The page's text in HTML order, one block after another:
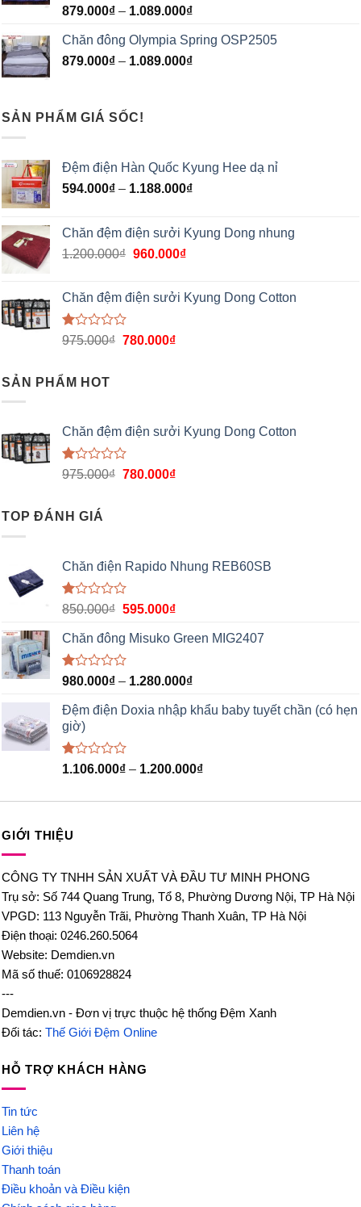
Được
hạng
1.00
5
879.000₫ – 1.089.000₫
Chăn đông Olympia Spring OSP2505
879.000₫ – 1.089.000₫
SẢN PHẨM GIÁ SỐC!
Đệm điện Hàn Quốc Kyung Hee dạ nỉ
594.000₫ – 1.188.000₫
Chăn đệm điện sưởi Kyung Dong nhung
1.200.000₫ 960.000₫
Chăn đệm điện sưởi Kyung Dong Cotton
Được
1.00
5
975.000₫ 780.000₫
SẢN PHẨM HOT
Chăn đệm điện sưởi Kyung Dong Cotton
Được
1.00
5
975.000₫ 780.000₫
TOP ĐÁNH GIÁ
Chăn điện Rapido Nhung REB60SB
Được
hạng
1.00
5
850.000₫ 595.000₫
Chăn đông Misuko Green MIG2407
Được
hạng
1.00
5
sao
980.000₫ – 1.280.000₫
Đệm điện Doxia nhập khẩu baby tuyết chần (có hẹn
giờ)
Được
1.00
sao
1.106.000₫ – 1.200.000₫
GIỚI THIỆU
CÔNG TY TNHH SẢN XUẤT VÀ ĐẦU TƯ MINH PHONG
Trụ sở: Số 744 Quang Trung, Tổ 8, Phường Dương Nội, TP Hà Nội
VPGD: 113 Nguyễn Trãi, Phường Thanh Xuân, TP Hà Nội
Điện thoại: 0246.260.5064
Website: Demdien.vn
Mã số thuế: 0106928824
---
Demdien.vn - Đơn vị trực thuộc hệ thống Đệm Xanh
Đối tác: Thế Giới Đệm Online
HỖ TRỢ KHÁCH HÀNG
Tin tức
Liên hệ
Giới thiệu
Thanh toán
Điều khoản và Điều kiện